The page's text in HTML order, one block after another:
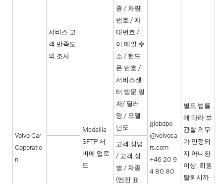
Volvo Car
Coporatio
n
서비스 고
객 만족도
의 조사
Medallia
SFTP 서
버에 업로
드
종 / 차량
번호 / 차
대번호 /
이 메일 주
소 / 핸드
폰 번호 /
서비스센
터 방문 일
자/ 딜러
명 / 모델
년도
globdpo
@volvoca
rs.com
+46 20 9
4 80 80
별도 법률
에 따라 보
관할 의무
가 인정되
지 아니한
이상, 회원
탈퇴시까
고객 성명
/ 고객 성
별 / 차종
(엔진 표